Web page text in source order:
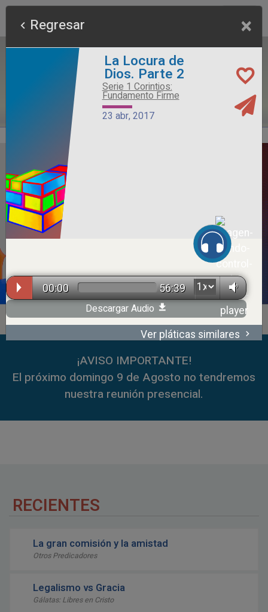
59:35
¡AVISO IMPORTANTE!
El próximo domingo 9 de Agosto no tendremos
nuestra reunión presencial.
RECIENTES
La gran comisión y la amistad
Otros Predicadores
Legalismo vs Gracia
Gálatas: Libres en Cristo
Regresar ×
La Locura de
Dios. Parte 2
Serie 1 Corintios:
Fundamento Firme
23 abr, 2017
00:00 56:39
Descargar Audio
Ver pláticas similares